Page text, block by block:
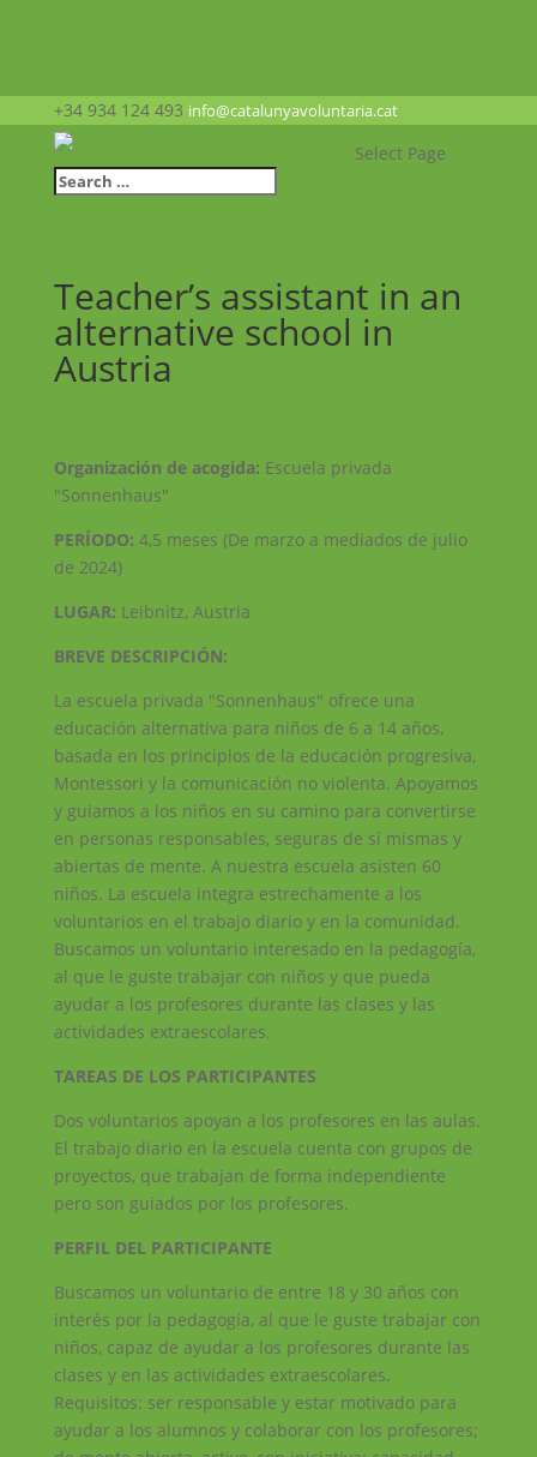
+34 934 124 493 info@catalunyavoluntaria.cat
Select Page
Teacher’s assistant in an
alternative school in
Austria
Organización de acogida: Escuela privada
"Sonnenhaus"
PERÍODO: 4,5 meses (De marzo a mediados de julio
de 2024)
LUGAR: Leibnitz, Austria
BREVE DESCRIPCIÓN:
La escuela privada "Sonnenhaus" ofrece una
educación alternativa para niños de 6 a 14 años,
basada en los principios de la educación progresiva,
Montessori y la comunicación no violenta. Apoyamos
y guiamos a los niños en su camino para convertirse
en personas responsables, seguras de sí mismas y
abiertas de mente. A nuestra escuela asisten 60
niños. La escuela integra estrechamente a los
voluntarios en el trabajo diario y en la comunidad.
Buscamos un voluntario interesado en la pedagogía,
al que le guste trabajar con niños y que pueda
ayudar a los profesores durante las clases y las
actividades extraescolares.
TAREAS DE LOS PARTICIPANTES
Dos voluntarios apoyan a los profesores en las aulas.
El trabajo diario en la escuela cuenta con grupos de
proyectos, que trabajan de forma independiente
pero son guiados por los profesores.
PERFIL DEL PARTICIPANTE
Buscamos un voluntario de entre 18 y 30 años con
interés por la pedagogía, al que le guste trabajar con
niños, capaz de ayudar a los profesores durante las
clases y en las actividades extraescolares.
Requisitos: ser responsable y estar motivado para
ayudar a los alumnos y colaborar con los profesores;